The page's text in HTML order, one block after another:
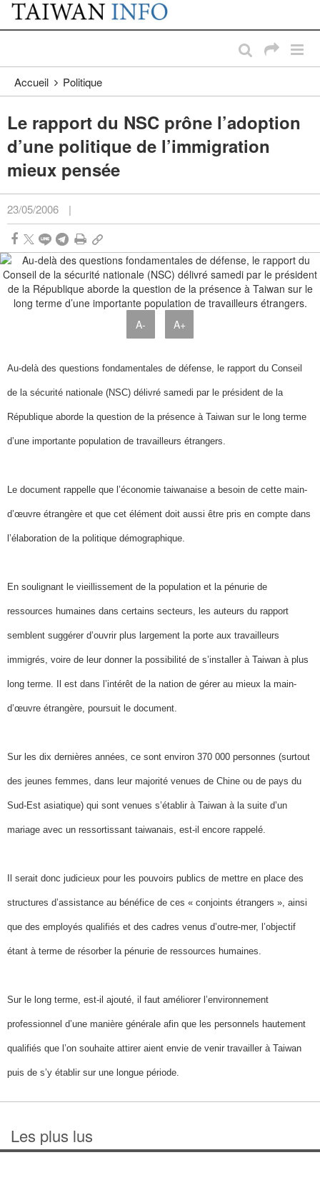
Passer au contenu principal
:::
Accueil Politique
Le rapport du NSC prône l’adoption
d’une politique de l’immigration
mieux pensée
23/05/2006 |
A- A+
Au-delà des questions fondamentales de défense, le rapport du Conseil
de la sécurité nationale (NSC) délivré samedi par le président de la
République aborde la question de la présence à Taiwan sur le long terme
d’une importante population de travailleurs étrangers.
Le document rappelle que l’économie taiwanaise a besoin de cette main-
d’œuvre étrangère et que cet élément doit aussi être pris en compte dans
l’élaboration de la politique démographique.
En soulignant le vieillissement de la population et la pénurie de
ressources humaines dans certains secteurs, les auteurs du rapport
semblent suggérer d’ouvrir plus largement la porte aux travailleurs
immigrés, voire de leur donner la possibilité de s’installer à Taiwan à plus
long terme. Il est dans l’intérêt de la nation de gérer au mieux la main-
d’œuvre étrangère, poursuit le document.
Sur les dix dernières années, ce sont environ 370 000 personnes (surtout
des jeunes femmes, dans leur majorité venues de Chine ou de pays du
Sud-Est asiatique) qui sont venues s’établir à Taiwan à la suite d’un
mariage avec un ressortissant taiwanais, est-il encore rappelé.
Il serait donc judicieux pour les pouvoirs publics de mettre en place des
structures d’assistance au bénéfice de ces « conjoints étrangers », ainsi
que des employés qualifiés et des cadres venus d’outre-mer, l’objectif
étant à terme de résorber la pénurie de ressources humaines.
Sur le long terme, est-il ajouté, il faut améliorer l’environnement
professionnel d’une manière générale afin que les personnels hautement
qualifiés que l’on souhaite attirer aient envie de venir travailler à Taiwan
puis de s’y établir sur une longue période.
Les plus lus